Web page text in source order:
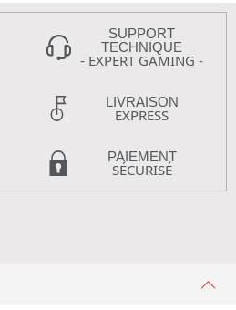
SUPPORT
TECHNIQUE
- EXPERT GAMING -
LIVRAISON
EXPRESS
PAIEMENT
SÉCURISÉ